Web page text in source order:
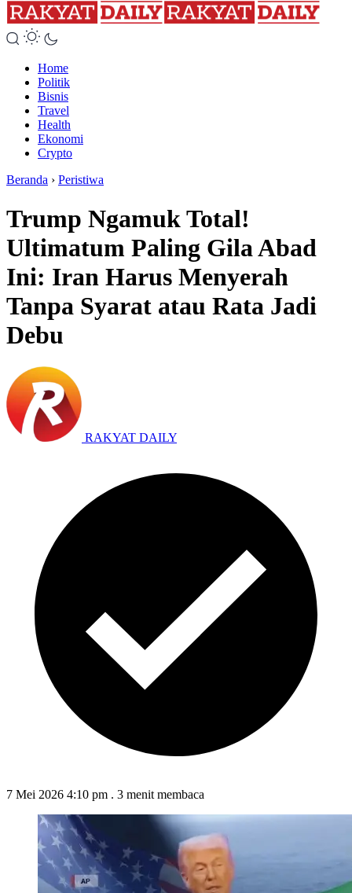
Home
Politik
Bisnis
Travel
Health
Ekonomi
Crypto
Beranda › Peristiwa
Trump Ngamuk Total!
Ultimatum Paling Gila Abad
Ini: Iran Harus Menyerah
Tanpa Syarat atau Rata Jadi
Debu
RAKYAT DAILY
7 Mei 2026 4:10 pm . 3 menit membaca